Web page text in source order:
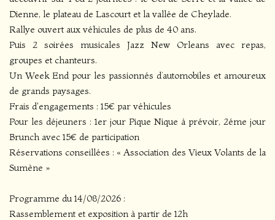
Dienne, le plateau de Lascourt et la vallée de Cheylade.
Rallye ouvert aux véhicules de plus de 40 ans.
Puis 2 soirées musicales Jazz New Orleans avec repas,
groupes et chanteurs.
Un Week End pour les passionnés d’automobiles et amoureux
de grands paysages.
Frais d'engagements : 15€ par véhicules
Pour les déjeuners : 1er jour Pique Nique à prévoir, 2éme jour
Brunch avec 15€ de participation
Réservations conseillées : « Association des Vieux Volants de la
Sumène »
Programme du 14/08/2026 :
Rassemblement et exposition à partir de 12h